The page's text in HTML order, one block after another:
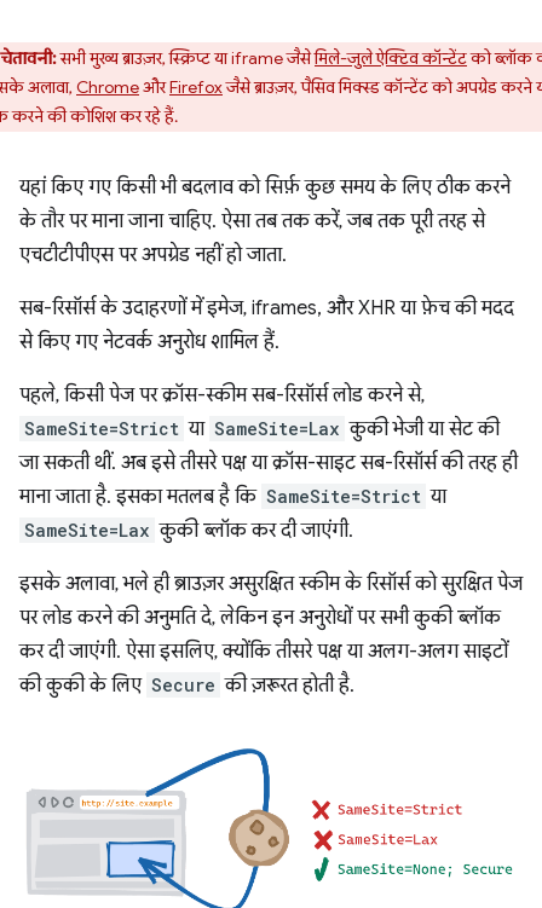
चेतावनी:सभी मुख्य ब्राउज़र, स्क्रिप्ट या iframe जैसेमिले-जुले ऐक्टिव कॉन्टेंटको ब्लॉक
अलावा, ChromeऔरFirefoxजैसे ब्राउज़र, पैसिव मिक्स्ड कॉन्टेंट को अपग्रेड करने
करने की कोशिश कर रहे हैं.
यहां किए गए किसी भी बदलाव को सिर्फ़ कुछ समय के लिए ठीक करने
के तौर पर माना जाना चाहिए. ऐसा तब तक करें, जब तक पूरी तरह से
एचटीटीपीएस पर अपग्रेड नहीं हो जाता.
सब-रिसॉर्स के उदाहरणों में इमेज, iframes, और XHR या फ़ेच की मदद
से किए गए नेटवर्क अनुरोध शामिल हैं.
पहले, किसी पेज पर क्रॉस-स्कीम सब-रिसॉर्स लोड करने से,
SameSite=Strict या SameSite=Lax कुकी भेजी या सेट की
जा सकती थीं. अब इसे तीसरे पक्ष या क्रॉस-साइट सब-रिसॉर्स की तरह ही
माना जाता है. इसका मतलब है कि SameSite=Strict या
SameSite=Lax कुकी ब्लॉक कर दी जाएंगी.
इसके अलावा, भले ही ब्राउज़र असुरक्षित स्कीम के रिसॉर्स को सुरक्षित पेज
पर लोड करने की अनुमति दे, लेकिन इन अनुरोधों पर सभी कुकी ब्लॉक
कर दी जाएंगी. ऐसा इसलिए, क्योंकि तीसरे पक्ष या अलग-अलग साइटों
की कुकी के लिए Secure की ज़रूरत होती है.